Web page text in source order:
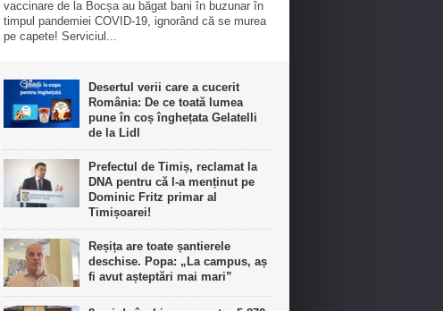
vaccinare de la Bocșa au băgat bani în buzunar în
timpul pandemiei COVID-19, ignorând că se murea
pe capete! Serviciul...
Desertul verii care a cucerit
România: De ce toată lumea
pune în coș înghețata Gelatelli
de la Lidl
Prefectul de Timiș, reclamat la
DNA pentru că l-a menținut pe
Dominic Fritz primar al
Timișoarei!
Reșița are toate șantierele
deschise. Popa: „La campus, aș
fi avut așteptări mai mari”